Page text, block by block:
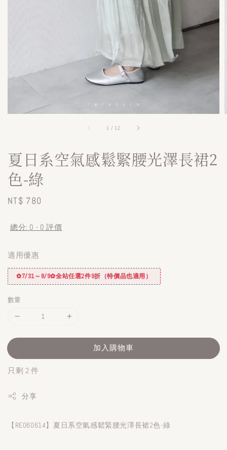
1 / 12
夏日系空氣感鬆緊腰光澤長裙2
色-綠
Regular
NT$ 780
總分: 0 - 0 評價
適用優惠
✿7/31～8/9✿全站任選2件9折（特價品也適用）
數量
加入購物車
只剩 2 件
分享
【RE060614】夏日系空氣感鬆緊腰光澤長裙2色-綠